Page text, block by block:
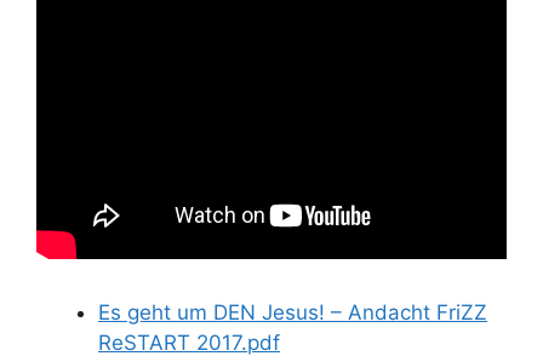
Es geht um DEN Jesus! – Andacht FriZZ
ReSTART 2017.pdf